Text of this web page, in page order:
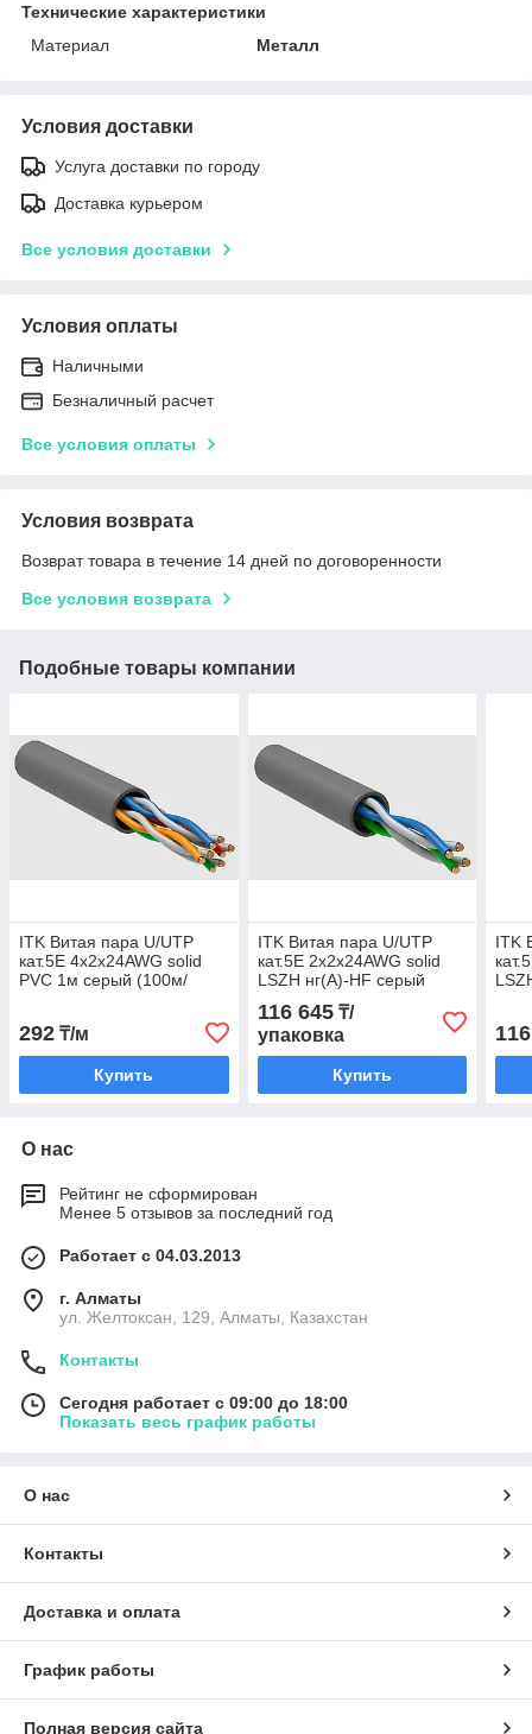
Технические характеристики
Материал
Металл
Условия доставки
Услуга доставки по городу
Доставка курьером
Все условия доставки
Условия оплаты
Наличными
Безналичный расчет
Все условия оплаты
Условия возврата
Возврат товара в течение 14 дней по договоренности
Все условия возврата
Подобные товары компании
ITK Витая пара U/UTP
кат.5E 4х2х24AWG solid
PVC 1м серый (100м/
292 ₸/м
Купить
ITK Витая пара U/UTP
кат.5E 2х2х24AWG solid
LSZH нг(А)-HF серый
116 645₸/
упаковка
Купить
ITK
О нас
Рейтинг не сформирован
Менее 5 отзывов за последний год
Работает с 04.03.2013
г. Алматы
ул. Желтоксан, 129, Алматы, Казахстан
Контакты
Сегодня работает с 09:00 до 18:00
Показать весь график работы
О нас
Контакты
Доставка и оплата
График работы
Полная версия сайта